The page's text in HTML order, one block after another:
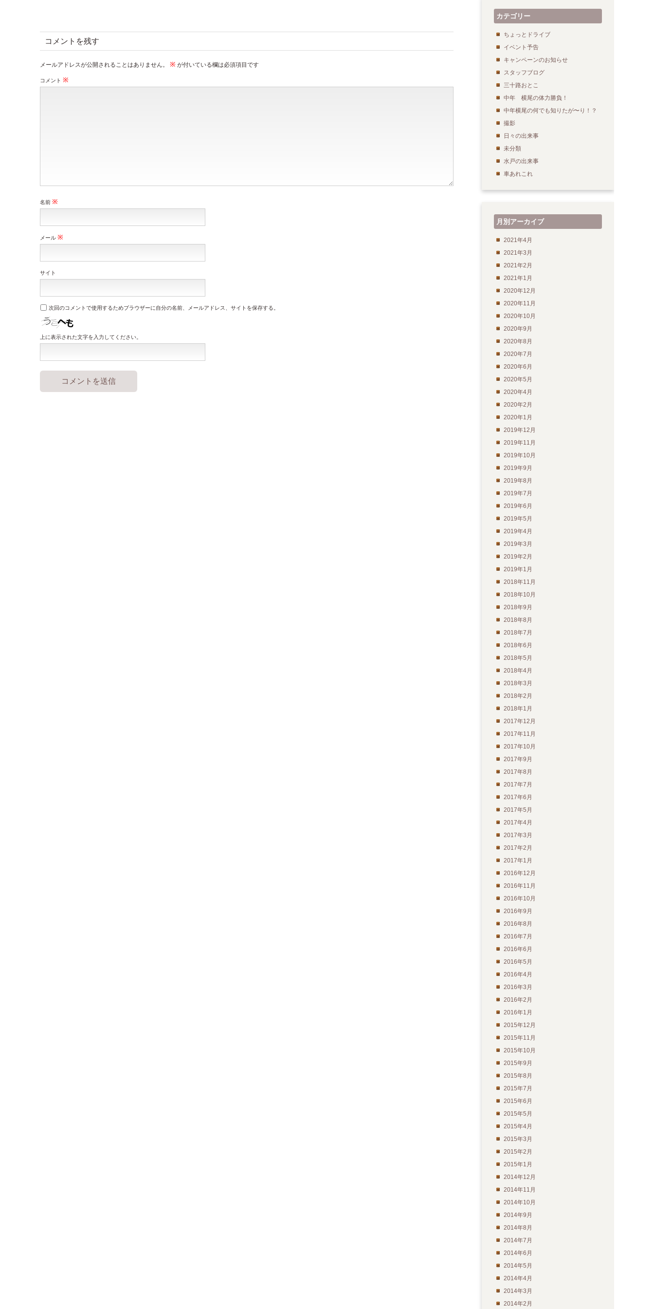
コメントを残す
メールアドレスが公開されることはありません。 ※ が付いている欄は必須項目です
コメント ※
名前 ※
メール ※
サイト
次回のコメントで使用するためブラウザーに自分の名前、メールアドレス、サイトを保存する。
上に表示された文字を入力してください。
カテゴリー
ちょっとドライブ
イベント予告
キャンペーンのお知らせ
スタッフブログ
三十路おとこ
中年 横尾の体力勝負！
中年横尾の何でも知りたが〜り！？
撮影
日々の出来事
未分類
水戸の出来事
車あれこれ
月別アーカイブ
2021年4月
2021年3月
2021年2月
2021年1月
2020年12月
2020年11月
2020年10月
2020年9月
2020年8月
2020年7月
2020年6月
2020年5月
2020年4月
2020年2月
2020年1月
2019年12月
2019年11月
2019年10月
2019年9月
2019年8月
2019年7月
2019年6月
2019年5月
2019年4月
2019年3月
2019年2月
2019年1月
2018年11月
2018年10月
2018年9月
2018年8月
2018年7月
2018年6月
2018年5月
2018年4月
2018年3月
2018年2月
2018年1月
2017年12月
2017年11月
2017年10月
2017年9月
2017年8月
2017年7月
2017年6月
2017年5月
2017年4月
2017年3月
2017年2月
2017年1月
2016年12月
2016年11月
2016年10月
2016年9月
2016年8月
2016年7月
2016年6月
2016年5月
2016年4月
2016年3月
2016年2月
2016年1月
2015年12月
2015年11月
2015年10月
2015年9月
2015年8月
2015年7月
2015年6月
2015年5月
2015年4月
2015年3月
2015年2月
2015年1月
2014年12月
2014年11月
2014年10月
2014年9月
2014年8月
2014年7月
2014年6月
2014年5月
2014年4月
2014年3月
2014年2月